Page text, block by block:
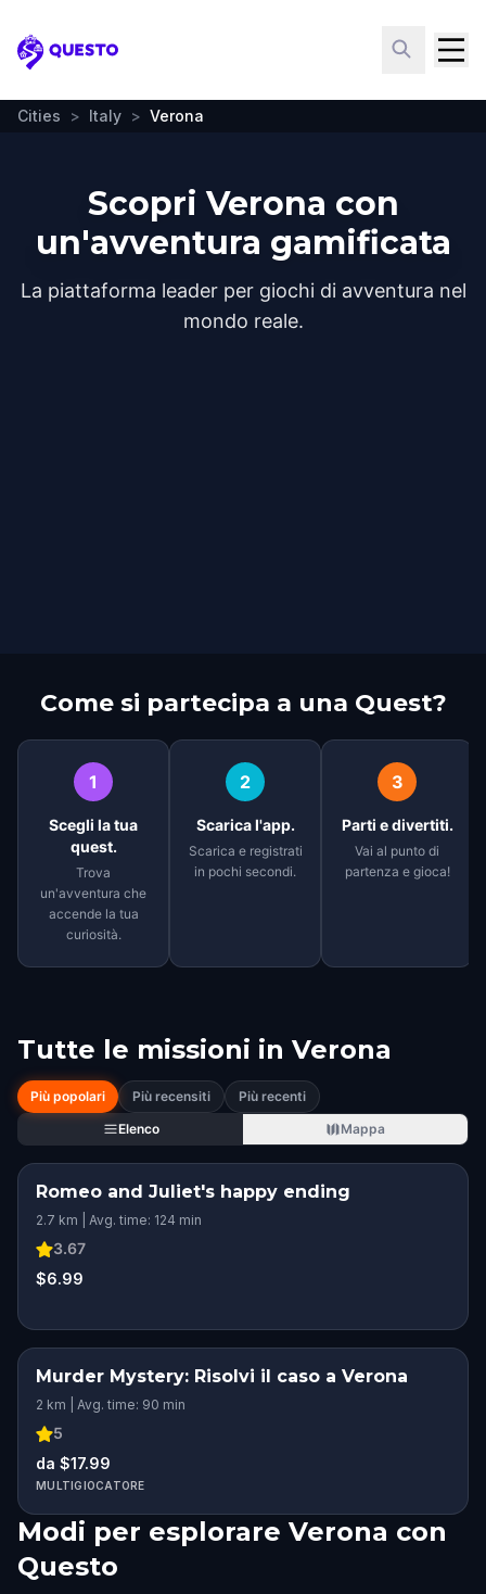
Questo
Cities > Italy > Verona
Scopri Verona con
un'avventura gamificata
La piattaforma leader per giochi di avventura nel
mondo reale.
Come si partecipa a una Quest?
1
Scegli la tua
quest.
Trova
un'avventura che
accende la tua
curiosità.
2
Scarica l'app.
Scarica e registrati
in pochi secondi.
3
Parti e divertiti.
Vai al punto di
partenza e gioca!
Tutte le missioni in Verona
Più popolari Più recensiti
Più recenti
Elenco
Mappa
Romeo and Juliet's happy ending
2.7 km | Avg. time: 124 min
3.67
$6.99
Murder Mystery: Risolvi il caso a Verona
2 km | Avg. time: 90 min
5
da $17.99
MULTIGIOCATORE
Modi per esplorare Verona con
Questo